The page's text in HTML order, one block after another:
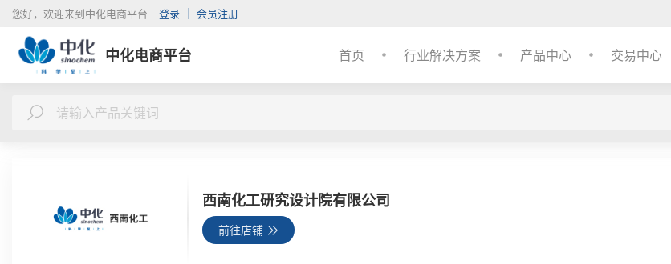
您好，欢迎来到中化电商平台 登录 会员注册
中化电商平台 首页 行业解决方案 产品中心 交易中心
西南化工研究设计院有限公司
前往店铺